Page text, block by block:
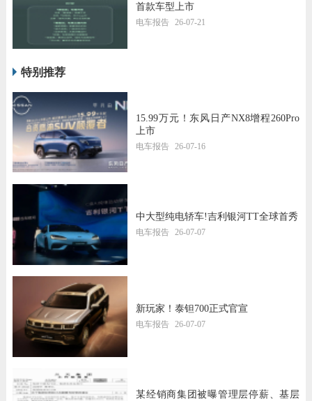
首款车型上市
电车报告 26-07-21
特别推荐
15.99万元！东风日产NX8增程260Pro
上市
电车报告 26-07-16
中大型纯电轿车!吉利银河TT全球首秀
电车报告 26-07-07
新玩家！泰钽700正式官宣
电车报告 26-07-07
某经销商集团被曝管理层停薪、基层